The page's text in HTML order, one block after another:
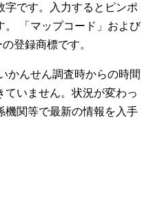
字です。入力するとピンポ
。 「マップコード」および
登録商標です。
かんせん調査時からの時間
いません。状況が変わっ
機関等で最新の情報を入手